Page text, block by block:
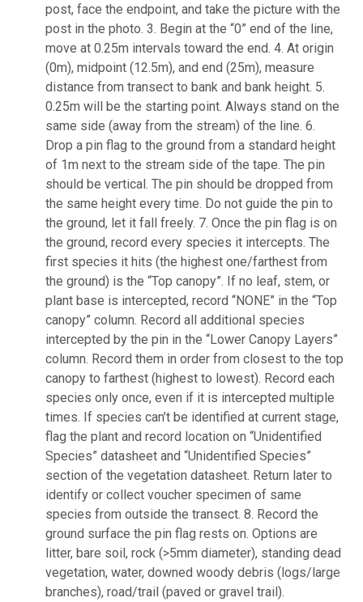
post, face the endpoint, and take the picture with the
post in the photo. 3. Begin at the “0” end of the line,
move at 0.25m intervals toward the end. 4. At origin
(0m), midpoint (12.5m), and end (25m), measure
distance from transect to bank and bank height. 5.
0.25m will be the starting point. Always stand on the
same side (away from the stream) of the line. 6.
Drop a pin flag to the ground from a standard height
of 1m next to the stream side of the tape. The pin
should be vertical. The pin should be dropped from
the same height every time. Do not guide the pin to
the ground, let it fall freely. 7. Once the pin flag is on
the ground, record every species it intercepts. The
first species it hits (the highest one/farthest from
the ground) is the “Top canopy”. If no leaf, stem, or
plant base is intercepted, record “NONE” in the “Top
canopy” column. Record all additional species
intercepted by the pin in the “Lower Canopy Layers”
column. Record them in order from closest to the top
canopy to farthest (highest to lowest). Record each
species only once, even if it is intercepted multiple
times. If species can’t be identified at current stage,
flag the plant and record location on “Unidentified
Species” datasheet and “Unidentified Species”
section of the vegetation datasheet. Return later to
identify or collect voucher specimen of same
species from outside the transect. 8. Record the
ground surface the pin flag rests on. Options are
litter, bare soil, rock (>5mm diameter), standing dead
vegetation, water, downed woody debris (logs/large
branches), road/trail (paved or gravel trail).